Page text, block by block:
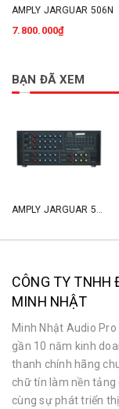
AMPLY JARGUAR 506N
7.800.000₫
BẠN ĐÃ XEM
AMPLY JARGUAR 506E
CÔNG TY TNHH
MINH NHẬT
Minh Nhật Audio
gần 10 năm kinh
thanh chính hãng
chữ tín làm nền
cùng sự phát triển